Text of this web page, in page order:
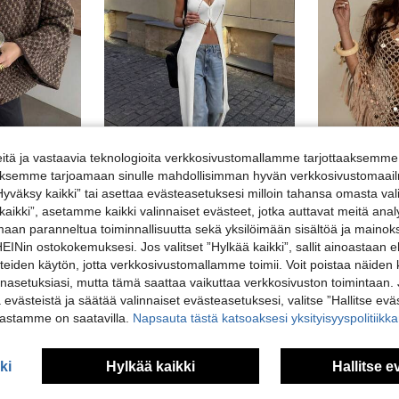
ACKCER naisten väljä rento pitkähihainen neulekardigaani kääntökauluksella, ruskea, lomalle ja syksyyn
Polyesteristä valmistetut naisten neuletakit
Polyesteristä valmistetut naisten neuletakit
Polyesteristä valmistetut naisten neuletakit
Polyesteristä valmistetut naisten neuletakit
HoloChill
HoloChill naisten rento influencer-tyylinen yksivärinen kevyt neule, syvä V-pääntie, hihaton pitkä neuletakki, kesän 2026 uusi monikäyttöinen ohut päällystakki kerrospukeutumiseen, naisten kesäasuste, lomavaatteet, juhla-asuste, ulkoiluasu, elegantti pitkä neuletakki, rantaloma-asuste, rento asu, World Cup Prom Luxury
21.80€
EU Warehouse
11.49€
ja vastaavia teknologioita verkkosivustomallamme
tarjoamaan sinulle mahdollisimman hyvän
kaikki” tai asettaa evästeasetuksesi milloin tahansa omasta
asetamme kaikki valinnaiset evästeet, jotka auttavat meitä
paranneltua toiminnallisuutta sekä yksilöimään sisältöä ja
ostokokemuksesi. Jos valitset ”Hylkää kaikki”, sallit ainoastaan
käytön, jotta verkkosivustomallamme toimii. Voit poistaa näiden
mutta tämä saattaa vaikuttaa verkkosivuston toimintaan.
ja säätää valinnaiset evästeasetuksesi, valitse ”Hallitse
on saatavilla. Napsauta tästä katsoaksesi
Hylkää kaikki Hallitse